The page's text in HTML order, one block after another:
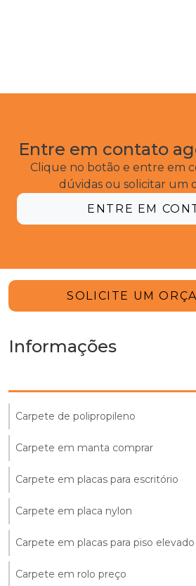
Entre em contato
Clique no botão e entre em
dúvidas ou solicitar um
ENTRE EM
SOLICITE UM
Informações
Carpete de polipropileno
Carpete em manta comprar
Carpete em placas para escritório
Carpete em placa nylon
Carpete em placas para piso elevado
Carpete em rolo preço